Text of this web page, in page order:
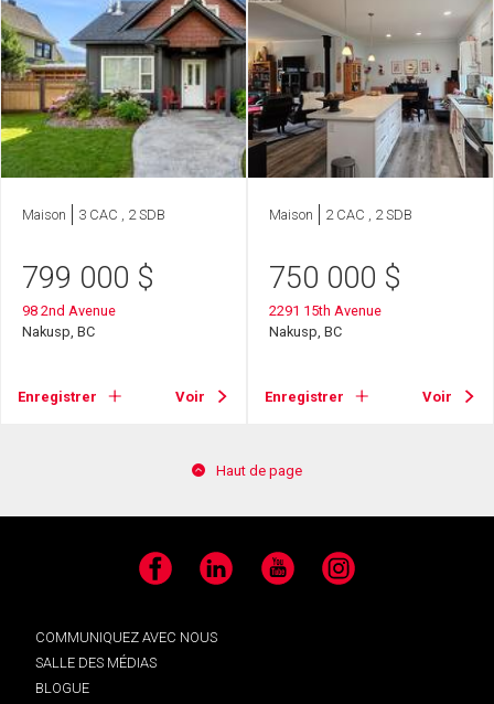
Maison 3 CAC , 2 SDB
799 000 $
98 2nd Avenue
Nakusp, BC
Enregistrer Voir
Maison 2 CAC , 2 SDB
750 000 $
2291 15th Avenue
Nakusp, BC
Enregistrer Voir
Haut de page
Facebook LinkedIn YouTube Instagram
COMMUNIQUEZ AVEC NOUS
SALLE DES MÉDIAS
BLOGUE